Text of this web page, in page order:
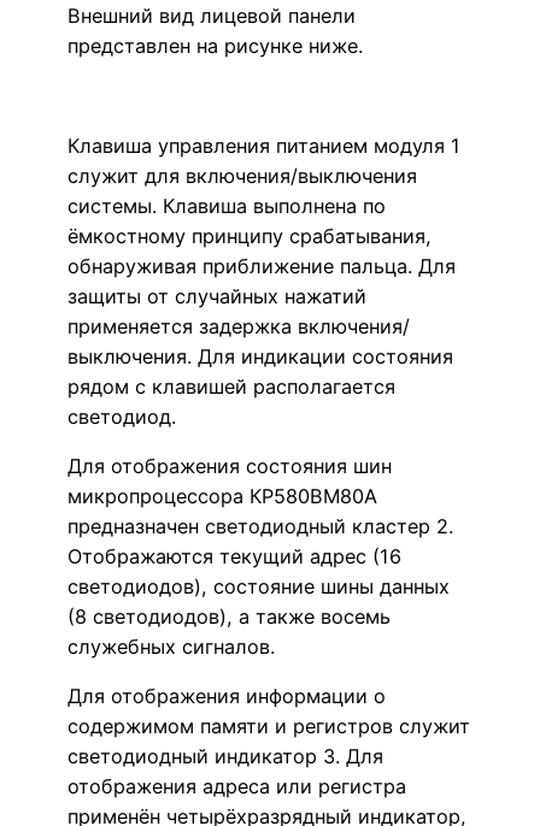
Внешний вид лицевой панели
представлен на рисунке ниже.
Клавиша управления питанием модуля 1
служит для включения/выключения
системы. Клавиша выполнена по
ёмкостному принципу срабатывания,
обнаруживая приближение пальца. Для
защиты от случайных нажатий
применяется задержка включения/
выключения. Для индикации состояния
рядом с клавишей располагается
светодиод.
Для отображения состояния шин
микропроцессора КР580ВМ80А
предназначен светодиодный кластер 2.
Отображаются текущий адрес (16
светодиодов), состояние шины данных
(8 светодиодов), а также восемь
служебных сигналов.
Для отображения информации о
содержимом памяти и регистров служит
светодиодный индикатор 3. Для
отображения адреса или регистра
применён четырёхразрядный индикатор,